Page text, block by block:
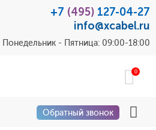
+7 (495) 127-04-27
info@xcabel.ru
Понедельник - Пятница: 09:00-18:00
0
Обратный звонок